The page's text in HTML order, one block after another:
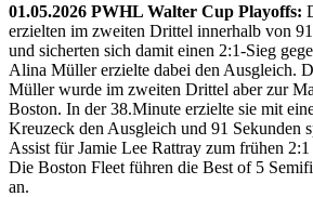
01.05.2026 PWHL Walter Cup Playoffs:
erzielten im zweiten Drittel innerhalb von
und sicherten sich damit einen 2:1-Sieg
Alina Müller erzielte dabei den Ausgleich.
Müller wurde im zweiten Drittel aber zur
Boston. In der 38.Minute erzielte sie mit
Kreuzeck den Ausgleich und 91 Sekunden
Assist für Jamie Lee Rattray zum frühen 2:1
Die Boston Fleet führen die Best of 5
an.